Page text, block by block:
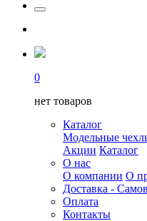
0
нет товаров
Каталог
Модельные
Акции Каталог
О нас
О компании О
Доставка -
Оплата
Контакты